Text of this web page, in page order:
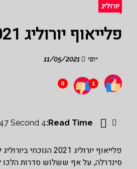
יורוליג
פלייאוף יורוליג 2021
יוסי
1
0
Read Time:
4 Minute, 47 Second
פלייאוף יורוליג 2021
סינדרלה, על אף ששלוש סדרות